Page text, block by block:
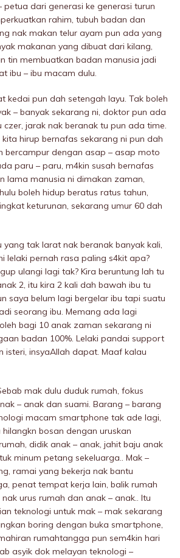
petua dari generasi ke generasi turun
rahim, tubuh badan dan
nak makan telur ayam pun ada yang
makanan yang dibuat dari kilang,
tin membuatkan badan manusia jadi
ibu – ibu macam dulu.
kedai pun dah setengah layu. Tak boleh
– banyak sekarang ni, doktor pun ada
czer, jarak nak beranak tu pun ada time.
hirup bernafas sekarang ni pun dah
bercampur dengan asap – asap moto
paru – paru, m4kin susah bernafas
lama manusia ni dimakan zaman,
boleh hidup beratus ratus tahun,
keturunan, sekarang umur 60 dah
yang tak larat nak beranak banyak kali,
lelaki pernah rasa paling s4kit apa?
ulangi lagi tak? Kira beruntung lah tu
2, itu kira 2 kali dah bawah ibu tu
saya belum lagi bergeIar ibu tapi suatu
seorang ibu. Memang ada lagi
bagi 10 anak zaman sekarang ni
badan 100%. Lelaki pandai support
isteri, insyaAllah dapat. Maaf kalau
mak dulu duduk rumah, fokus
– anak dan suami. Barang – barang
macam smartphone tak ade lagi,
bosan dengan uruskan
didik anak – anak, jahit baju anak
minum petang sekeluarga.. Mak –
ramai yang bekerja nak bantu
penat tempat kerja lain, balik rumah
urus rumah dan anak – anak.. Itu
teknologi untuk mak – mak sekarang
boring dengan buka smartphone,
rumahtangga pun sem4kin hari
asyik dok melayan teknologi –